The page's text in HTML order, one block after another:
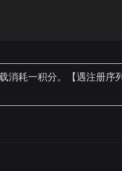
消耗一积分。【遇注册